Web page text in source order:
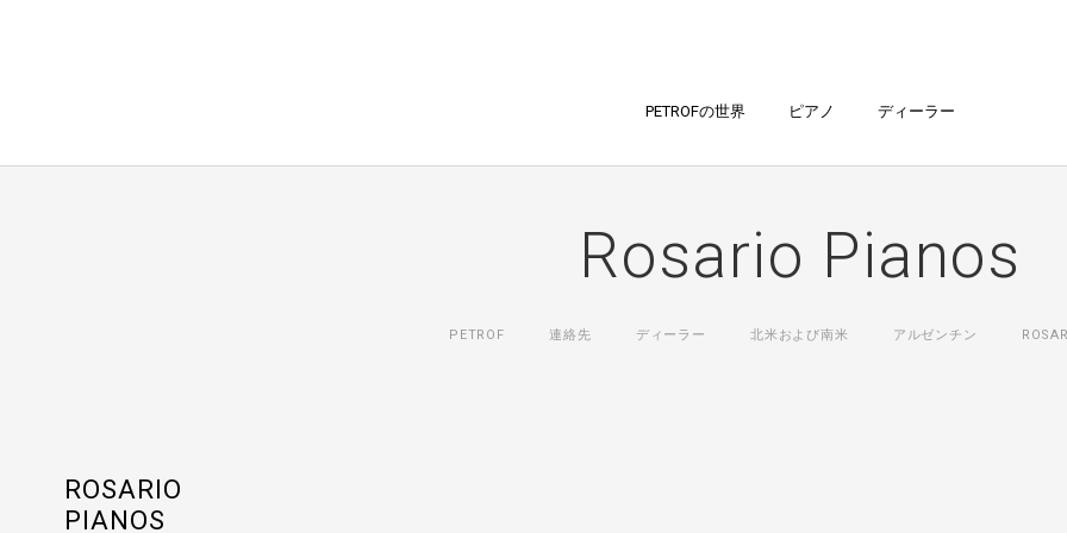
PETROFの世界 ピアノ ディーラー
Rosario Pianos
PETROF 連絡先 ディーラー 北米および南米 アルゼンチン
ROSARIO
PIANOS